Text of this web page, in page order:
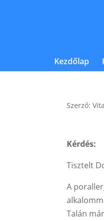
Kezdőlap
Szerző:
Kérdés:
Tisztelt
A
Talán